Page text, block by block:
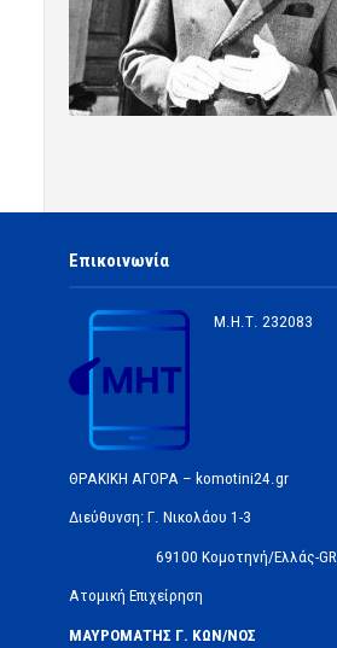
Επικοινωνία
Μ.Η.Τ. 232083
ΘΡΑΚΙΚΗ ΑΓΟΡΑ – komotini24.gr
Διεύθυνση: Γ. Νικολάου 1-3
69100 Κομοτηνή/Ελλάς-GR
Ατομική Επιχείρηση
ΜΑΥΡΟΜΑΤΗΣ Γ. ΚΩΝ/ΝΟΣ